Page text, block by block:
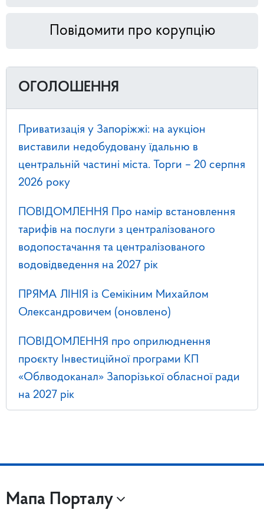
Повідомити про корупцію
ОГОЛОШЕННЯ
Приватизація у Запоріжжі: на аукціон
виставили недобудовану їдальню в
центральній частині міста. Торги – 20 серпня
2026 року
ПОВІДОМЛЕННЯ Про намір встановлення
тарифів на послуги з централізованого
водопостачання та централізованого
водовідведення на 2027 рік
ПРЯМА ЛІНІЯ із Семікіним Михайлом
Олександровичем (оновлено)
ПОВІДОМЛЕННЯ про оприлюднення
проєкту Інвестиційної програми КП
«Облводоканал» Запорізької обласної ради
на 2027 рік
Мапа Порталу